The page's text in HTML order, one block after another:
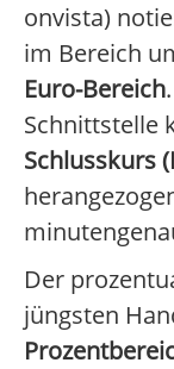
onvista)
im Bereich
Euro-Bereich
Schnittstelle
Schlusskurs
Der
jüngsten